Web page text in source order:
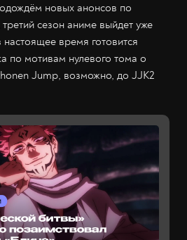
новых анонсов по
сезон аниме выйдет уже
время готовится
по мотивам нулевого тома о
Jump, возможно, до JJK2